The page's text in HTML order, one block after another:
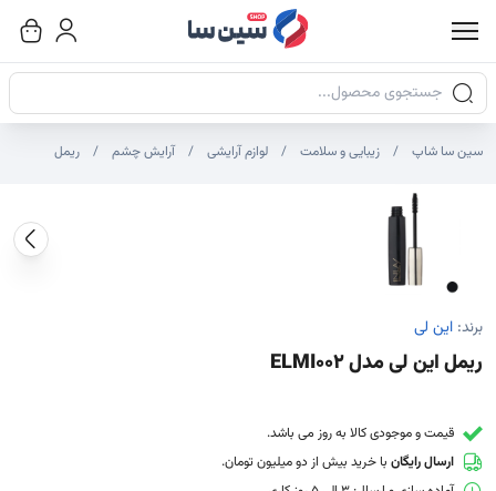
جستجوی محصولات
سین سا شاپ زیبایی و سلامت لوازم آرایشی آرایش چشم ریمل
برند: این لی
ریمل این لی مدل ELMI002
قیمت و موجودی کالا به روز می باشد.
ارسال رایگان با خرید بیش از دو میلیون تومان.
تصاویر محصول
تصویر شاخص محصول
سایر تصاویر محصول - تصاویر بندانگشتی